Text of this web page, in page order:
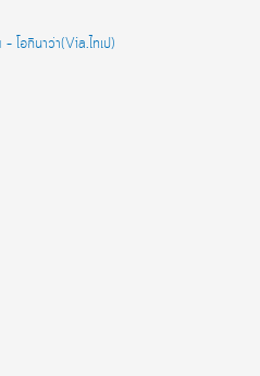
โอกินาว่า(Via.ไทเป)